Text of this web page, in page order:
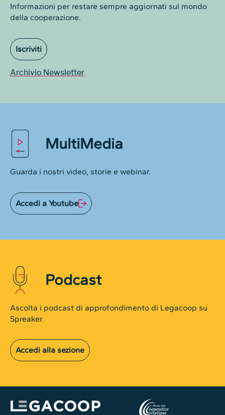
Informazioni per restare sempre aggiornati sul mondo
della cooperazione.
Iscriviti
Archivio Newsletter
MultiMedia
Guarda i nostri video, storie e webinar.
Accedi a Youtube
Podcast
Ascolta i podcast di approfondimento di Legacoop su
Spreaker.
Accedi alla sezione